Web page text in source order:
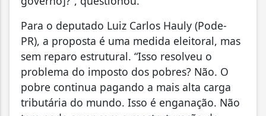
Para o deputado Luiz Carlos Hauly (Pode-
PR), a proposta é uma medida eleitoral, mas
sem reparo estrutural. “Isso resolveu o
problema do imposto dos pobres? Não. O
pobre continua pagando a mais alta carga
tributária do mundo. Isso é enganação. Não